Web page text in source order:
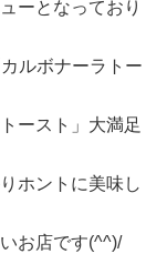
ーとなっており
ルボナーラトー
ースト」大満足
ホントに美味し
お店です(^^)/